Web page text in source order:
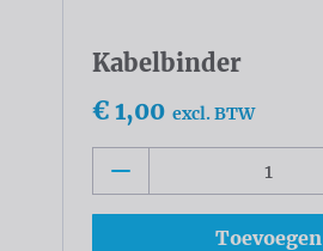
Kabelbinder
€ 1,00 excl. BTW
Toevoegen